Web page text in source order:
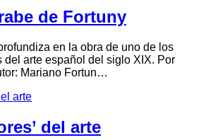
de Fortuny
en la obra de uno de los
del arte español del siglo XIX. Por
Mariano Fortun…
del arte